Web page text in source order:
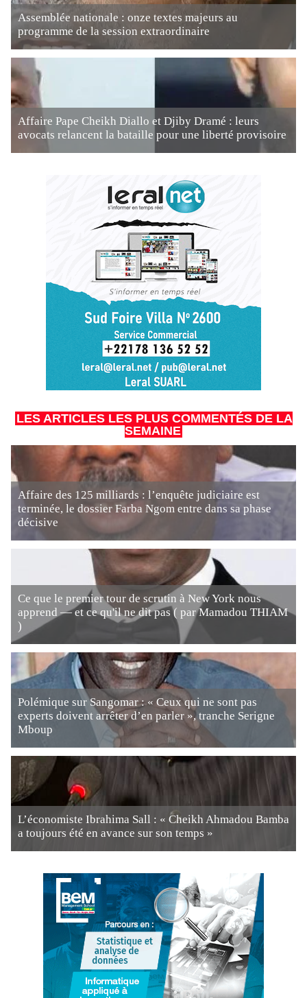
Assemblée nationale : onze textes majeurs au
programme de la session extraordinaire
Affaire Pape Cheikh Diallo et Djiby Dramé : leurs
avocats relancent la bataille pour une liberté provisoire
LES ARTICLES LES PLUS COMMENTÉS DE LA
SEMAINE
Affaire des 125 milliards : l’enquête judiciaire est
terminée, le dossier Farba Ngom entre dans sa phase
décisive
Ce que le premier tour de scrutin à New York nous
apprend — et ce qu'il ne dit pas ( par Mamadou THIAM
)
Polémique sur Sangomar : « Ceux qui ne sont pas
experts doivent arrêter d’en parler », tranche Serigne
Mboup
L’économiste Ibrahima Sall : « Cheikh Ahmadou Bamba
a toujours été en avance sur son temps »